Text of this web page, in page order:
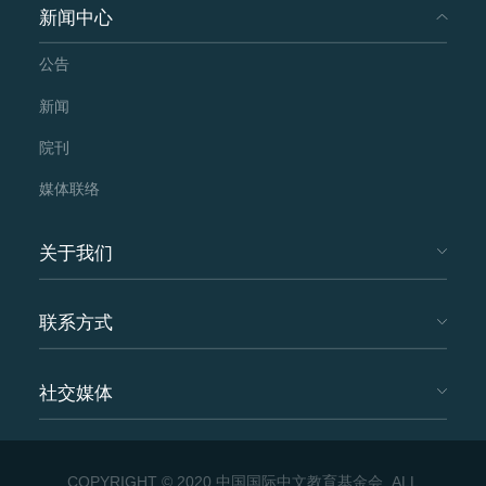
新闻中心
公告
新闻
院刊
媒体联络
关于我们
联系方式
社交媒体
COPYRIGHT © 2020 中国国际中文教育基金会. ALL